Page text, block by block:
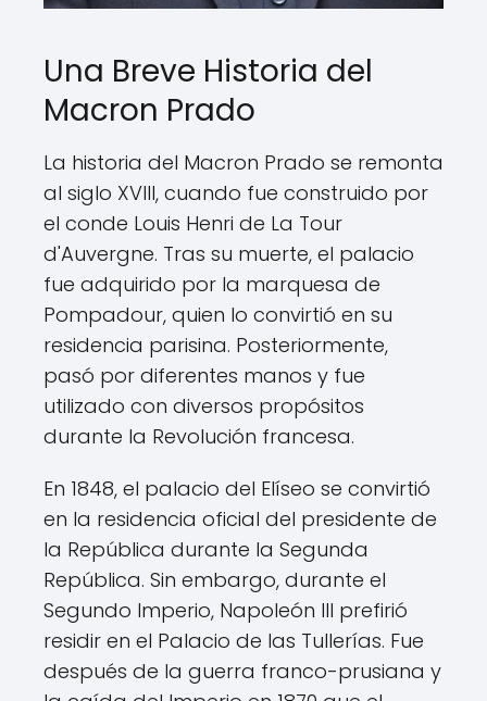
Una Breve Historia del
Macron Prado
La historia del Macron Prado se remonta
al siglo XVIII, cuando fue construido por
el conde Louis Henri de La Tour
d'Auvergne. Tras su muerte, el palacio
fue adquirido por la marquesa de
Pompadour, quien lo convirtió en su
residencia parisina. Posteriormente,
pasó por diferentes manos y fue
utilizado con diversos propósitos
durante la Revolución francesa.
En 1848, el palacio del Elíseo se convirtió
en la residencia oficial del presidente de
la República durante la Segunda
República. Sin embargo, durante el
Segundo Imperio, Napoleón III prefirió
residir en el Palacio de las Tullerías. Fue
después de la guerra franco-prusiana y